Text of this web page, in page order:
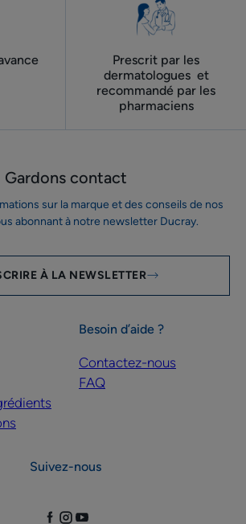
Prescrit par les
dermatologues ​ et
recommandé par les
pharmaciens
Gardons contact
sur la marque et des conseils de nos
abonnant à notre newsletter Ducray.
À LA NEWSLETTER
Besoin d’aide ?
Contactez-nous
FAQ
Suivez-nous